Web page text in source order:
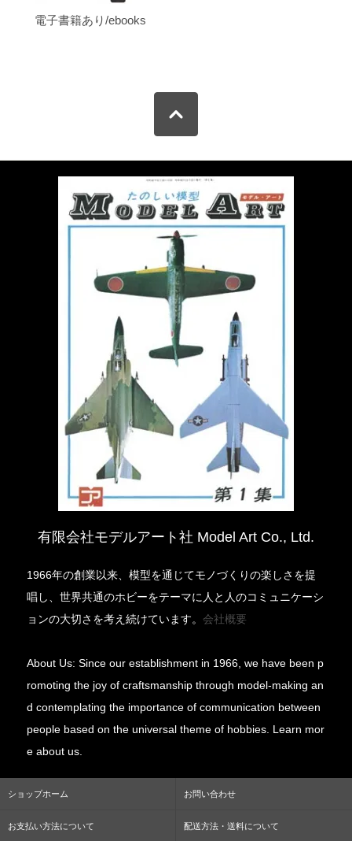
電子書籍あり/ebooks
有限会社モデルアート社 Model Art Co., Ltd.
1966年の創業以来、模型を通じてモノづくりの楽しさを提
唱し、世界共通のホビーをテーマに人と人のコミュニケーシ
ョンの大切さを考え続けています。会社概要
About Us: Since our establishment in 1966, we have been p
romoting the joy of craftsmanship through model-making an
d contemplating the importance of communication between
people based on the universal theme of hobbies. Learn mor
e about us.
ショップホーム お問い合わせ
お支払い方法について 配送方法・送料について